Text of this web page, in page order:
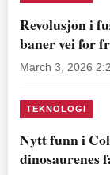
Revolusjon i
baner vei for
March 3, 2026
TEKNOLOGI
Nytt funn i
dinosaurenes